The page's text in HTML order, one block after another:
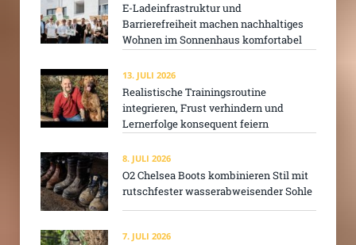
E-Ladeinfrastruktur und
Barrierefreiheit machen nachhaltiges
Wohnen im Sonnenhaus komfortabel
13. JULI 2026
Realistische Trainingsroutine
integrieren, Frust verhindern und
Lernerfolge konsequent feiern
8. JULI 2026
O2 Chelsea Boots kombinieren Stil mit
rutschfester wasserabweisender Sohle
7. JULI 2026